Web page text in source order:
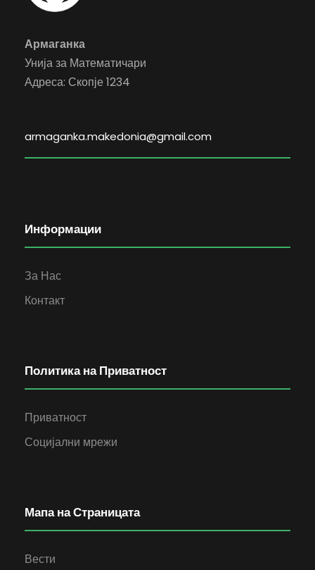
Армаганка
Унија за Математичари
Адреса: Скопје 1234
armaganka.makedonia@gmail.com
Информации
За Нас
Контакт
Политика на Приватност
Приватност
Социјални мрежи
Мапа на Страницата
Вести